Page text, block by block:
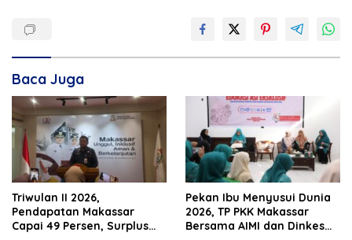
Baca Juga
Triwulan II 2026,
Pendapatan Makassar
Capai 49 Persen, Surplus
Pekan Ibu Menyusui Dunia
2026, TP PKK Makassar
Bersama AIMI dan Dinkes